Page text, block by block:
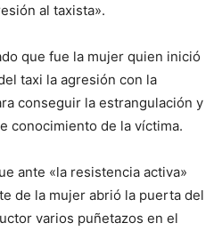
al taxista».
que fue la mujer quien inició
taxi la agresión con la
conseguir la estrangulación y
conocimiento de la víctima.
ante «la resistencia activa»
de la mujer abrió la puerta del
varios puñetazos en el